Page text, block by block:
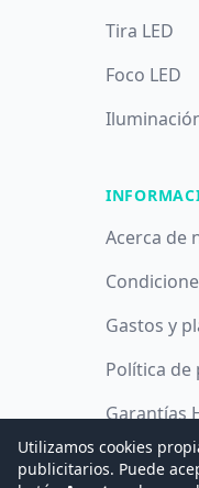
Tira LED
Foco LED
Acerca de
Gastos y
Política de
Garantías
Política de
Utilizamos cookies
publicitarios. Puede